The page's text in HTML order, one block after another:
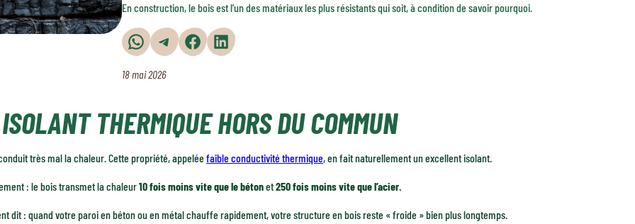
En construction, le bois est l’un des matériaux les plus résistants qui soit, à condition de savoir pourquoi.
Partager sur WhatsApp Partager sur Telegram Partager sur Facebook Partager sur LinkedIn
18 mai 2026
THERMIQUE HORS DU COMMUN
très mal la chaleur. Cette propriété, appelée faible conductivité thermique, en fait naturellement un excellent isolant.
: le bois transmet la chaleur10 fois moins vite que le bétonet250 fois moins vite que l’acier.
dit : quand votre paroi en béton ou en métal chauffe rapidement, votre structure en bois reste « froide » bien plus longtemps.